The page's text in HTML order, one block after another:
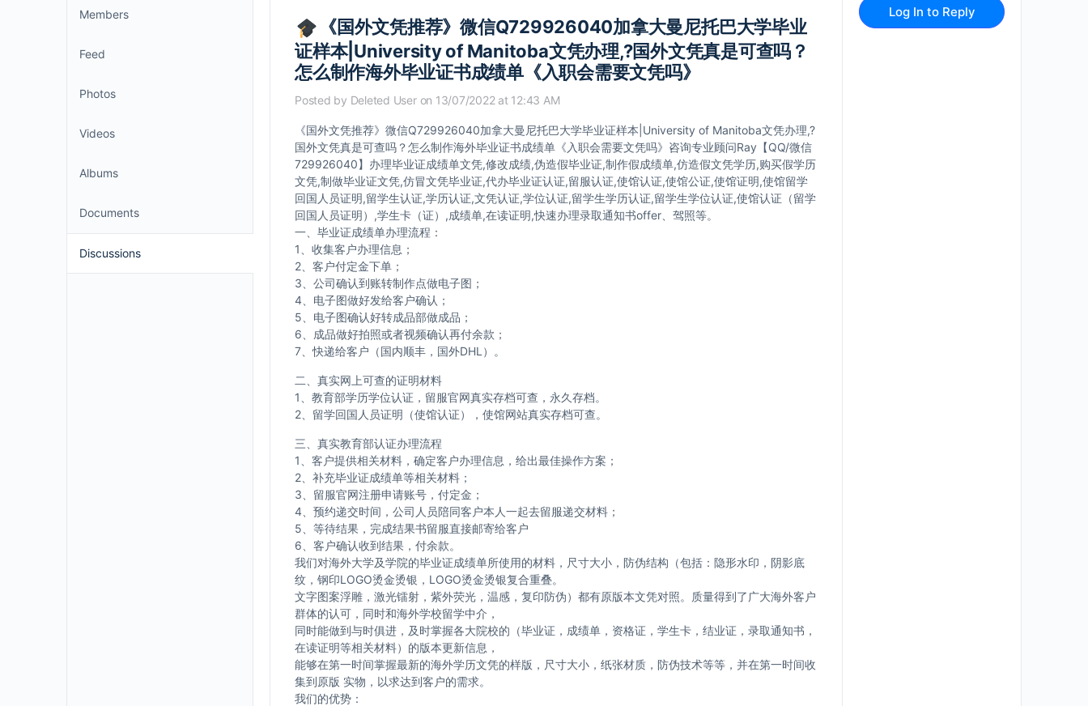
Members
Feed
Photos
Videos
Albums
Documents
Discussions
《国外文凭推荐》微信Q729926040加拿大曼尼托巴大学毕业
证样本|University of Manitoba文凭办理,?国外文凭真是可查吗？
怎么制作海外毕业证书成绩单《入职会需要文凭吗》
Posted by Deleted User on 13/07/2022 at 12:43 AM
《国外文凭推荐》微信Q729926040加拿大曼尼托巴大学毕业证样本|University of Manitoba文凭办理,?
国外文凭真是可查吗？怎么制作海外毕业证书成绩单《入职会需要文凭吗》咨询专业顾问Ray【QQ/微信
729926040】办理毕业证成绩单文凭,修改成绩,伪造假毕业证,制作假成绩单,仿造假文凭学历,购买假学历
文凭,制做毕业证文凭,仿冒文凭毕业证,代办毕业证认证,留服认证,使馆认证,使馆公证,使馆证明,使馆留学
回国人员证明,留学生认证,学历认证,文凭认证,学位认证,留学生学历认证,留学生学位认证,使馆认证（留学
回国人员证明）,学生卡（证）,成绩单,在读证明,快速办理录取通知书offer、驾照等。
一、毕业证成绩单办理流程：
1、收集客户办理信息；
2、客户付定金下单；
3、公司确认到账转制作点做电子图；
4、电子图做好发给客户确认；
5、电子图确认好转成品部做成品；
6、成品做好拍照或者视频确认再付余款；
7、快递给客户（国内顺丰，国外DHL）。
二、真实网上可查的证明材料
1、教育部学历学位认证，留服官网真实存档可查，永久存档。
2、留学回国人员证明（使馆认证），使馆网站真实存档可查。
三、真实教育部认证办理流程
1、客户提供相关材料，确定客户办理信息，给出最佳操作方案；
2、补充毕业证成绩单等相关材料；
3、留服官网注册申请账号，付定金；
4、预约递交时间，公司人员陪同客户本人一起去留服递交材料；
5、等待结果，完成结果书留服直接邮寄给客户
6、客户确认收到结果，付余款。
我们对海外大学及学院的毕业证成绩单所使用的材料，尺寸大小，防伪结构（包括：隐形水印，阴影底
纹，钢印LOGO烫金烫银，LOGO烫金烫银复合重叠。
文字图案浮雕，激光镭射，紫外荧光，温感，复印防伪）都有原版本文凭对照。质量得到了广大海外客户
群体的认可，同时和海外学校留学中介，
同时能做到与时俱进，及时掌握各大院校的（毕业证，成绩单，资格证，学生卡，结业证，录取通知书，
在读证明等相关材料）的版本更新信息，
能够在第一时间掌握最新的海外学历文凭的样版，尺寸大小，纸张材质，防伪技术等等，并在第一时间收
集到原版 实物，以求达到客户的需求。
我们的优势：
Log In to Reply